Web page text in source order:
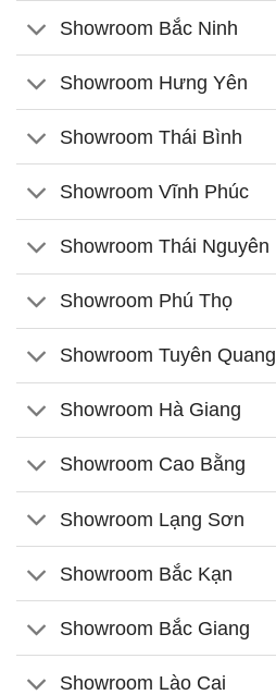
Showroom Bắc Ninh
Showroom Hưng Yên
Showroom Thái Bình
Showroom Vĩnh Phúc
Showroom Thái Nguyên
Showroom Phú Thọ
Showroom Tuyên Quang
Showroom Hà Giang
Showroom Cao Bằng
Showroom Lạng Sơn
Showroom Bắc Kạn
Showroom Bắc Giang
Showroom Lào Cai